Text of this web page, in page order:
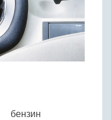
бензин